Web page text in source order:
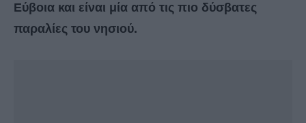
Εύβοια και είναι μία από τις πιο δύσβατες
παραλίες του νησιού.